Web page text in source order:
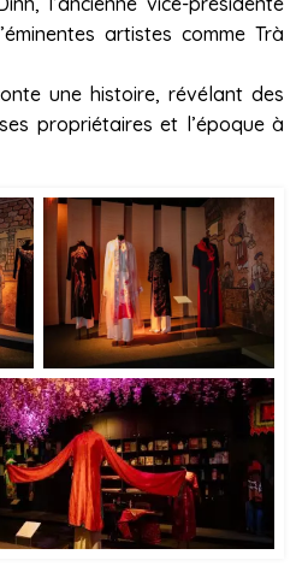
artistes comme Trà
une histoire, révélant des
propriétaires et l’époque à